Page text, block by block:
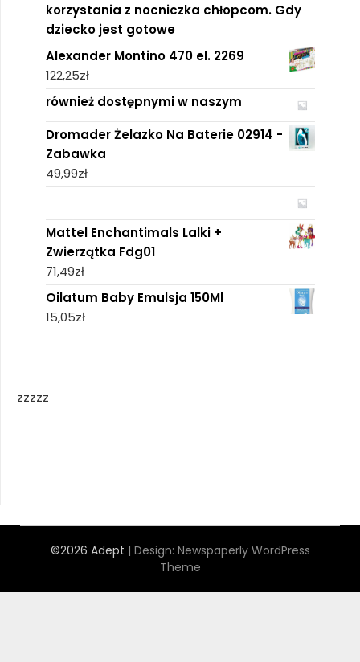
korzystania z nocniczka chłopcom. Gdy
dziecko jest gotowe
Alexander Montino 470 el. 2269
122,25zł
również dostępnymi w naszym
Dromader Żelazko Na Baterie 02914 -
Zabawka
49,99zł
Mattel Enchantimals Lalki +
Zwierzątka Fdg01
71,49zł
Oilatum Baby Emulsja 150Ml
15,05zł
zzzzz
©2026 Adept | Design: Newspaperly WordPress
Theme